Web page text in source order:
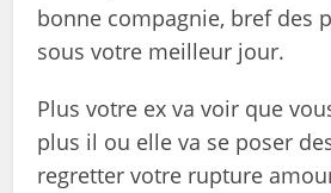
bonne compagnie, bref des
sous votre meilleur jour.
Plus votre ex va voir que
plus il ou elle va se poser
regretter votre rupture